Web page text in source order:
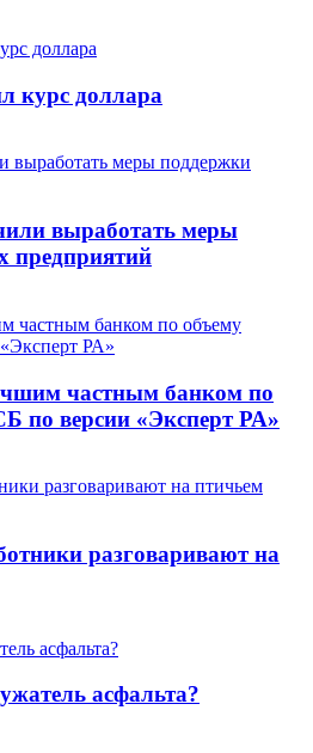
курс доллара
выработать меры
предприятий
частным банком по
по версии «Эксперт РА»
разговаривают на
асфальта?